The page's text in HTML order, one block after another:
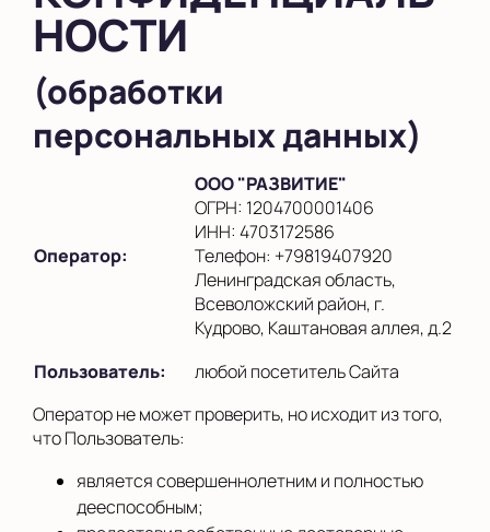
НОСТИ
(обработки
персональных данных)
Оператор:
ООО "РАЗВИТИЕ"
ОГРН: 1204700001406
ИНН: 4703172586
Телефон: +79819407920
Ленинградская область,
Всеволожский район, г.
Кудрово, Каштановая аллея, д.2
Пользователь:
любой посетитель Сайта
Оператор не может проверить, но исходит из того,
что Пользователь:
является совершеннолетним и полностью
дееспособным;